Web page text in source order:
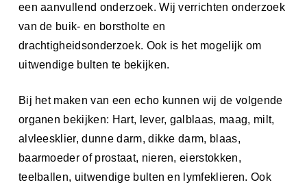
een aanvullend onderzoek. Wij verrichten onderzoek
van de buik- en borstholte en
drachtigheidsonderzoek. Ook is het mogelijk om
uitwendige bulten te bekijken.
Bij het maken van een echo kunnen wij de volgende
organen bekijken: Hart, lever, galblaas, maag, milt,
alvleesklier, dunne darm, dikke darm, blaas,
baarmoeder of prostaat, nieren, eierstokken,
teelballen, uitwendige bulten en lymfeklieren. Ook